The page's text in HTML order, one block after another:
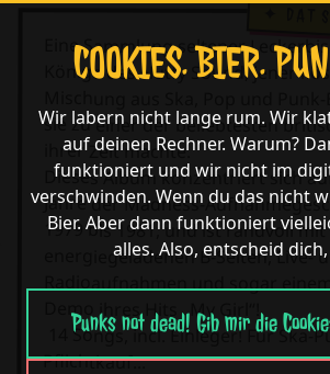
Eine Sammlung seltener
Könige des Nutty Sound, jener
sie zu einer der beliebtesten
ihrer Zeit machte.
Dieses Album konzentriert sich
Jahre der Madness-
1979 bis 1981, und ist randvoll
energiegeladenen B-Seiten, Live-
Radioaufnahmen und sogar
Demo ihres Hits „My Girl“!
14 Songs, incl. Einleger! Für Ska-
Pflichtkauf...
COOKIES. BIER.
Wir labern nicht lange rum. Wir
auf deinen Rechner. Warum?
funktioniert und wir nicht im
verschwinden. Wenn du das nicht
Bier. Aber dann funktioniert
alles. Also, entscheid
Punks not dead! Gib mir die